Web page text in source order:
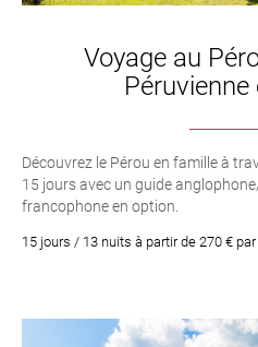
Voyage au
Découvrez le Pérou en famille à
15 jours avec un guide
francophone en option.
15 jours / 13 nuits à partir de 270 €